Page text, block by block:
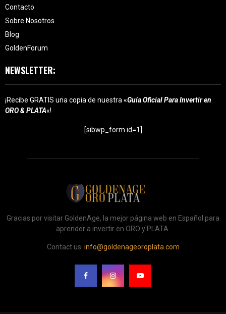
Contacto
Sobre Nosotros
Blog
GoldenForum
NEWSLETTER:
¡Recibe GRATIS una copia de nuestra «Guía Oficial Para Invertir en
ORO & PLATA«!
[sibwp_form id=1]
Gracias por visitar GoldenAge, la mejor página web en Español para
aprender a invertir en ORO y PLATA.
Contact us: info@goldenageoroplata.com